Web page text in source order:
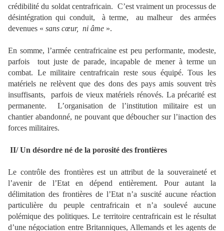
crédibilité du soldat centrafricain. C’est vraiment un processus de
désintégration qui conduit, à terme, au malheur des armées
devenues « sans cœur, ni âme ».
En somme, l’armée centrafricaine est peu performante, modeste,
parfois tout juste de parade, incapable de mener à terme un
combat. Le militaire centrafricain reste sous équipé. Tous les
matériels ne relèvent que des dons des pays amis souvent très
insuffisants, parfois de vieux matériels rénovés. La précarité est
permanente. L’organisation de l’institution militaire est un
chantier abandonné, ne pouvant que déboucher sur l’inaction des
forces militaires.
II/ Un désordre né de la porosité des frontières
Le contrôle des frontières est un attribut de la souveraineté et
l’avenir de l’Etat en dépend entièrement. Pour autant la
délimitation des frontières de l’Etat n’a suscité aucune réaction
particulière du peuple centrafricain et n’a soulevé aucune
polémique des politiques. Le territoire centrafricain est le résultat
d’une négociation entre Britanniques, Allemands et les agents de